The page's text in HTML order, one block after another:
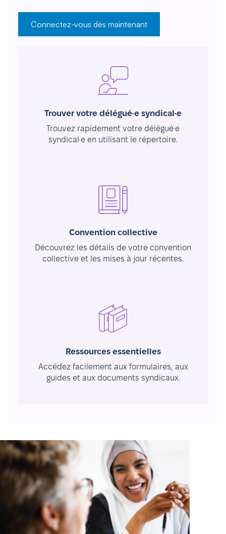
Connectez-vous dès maintenant
Trouver votre délégué·e syndical·e
Trouvez rapidement votre délégué·e
syndical·e en utilisant le répertoire.
Convention collective
Découvrez les détails de votre convention
collective et les mises à jour récentes.
Ressources essentielles
Accédez facilement aux formulaires, aux
guides et aux documents syndicaux.